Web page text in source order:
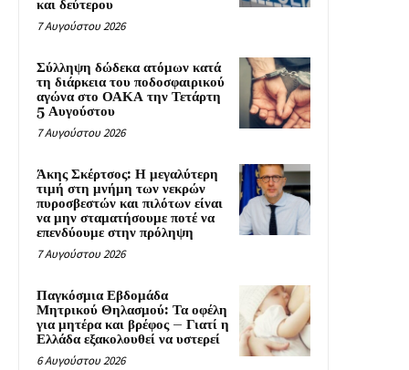
και δεύτερου
7 Αυγούστου 2026
Σύλληψη δώδεκα ατόμων κατά
τη διάρκεια του ποδοσφαιρικού
αγώνα στο ΟΑΚΑ την Τετάρτη
5 Αυγούστου
7 Αυγούστου 2026
Άκης Σκέρτσος: Η μεγαλύτερη
τιμή στη μνήμη των νεκρών
πυροσβεστών και πιλότων είναι
να μην σταματήσουμε ποτέ να
επενδύουμε στην πρόληψη
7 Αυγούστου 2026
Παγκόσμια Εβδομάδα
Μητρικού Θηλασμού: Τα οφέλη
για μητέρα και βρέφος – Γιατί η
Ελλάδα εξακολουθεί να υστερεί
6 Αυγούστου 2026